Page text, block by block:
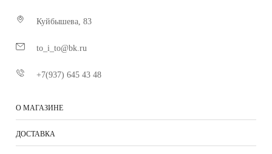
Куйбышева, 83
to_i_to@bk.ru
+7(937) 645 43 48
О МАГАЗИНЕ
ДОСТАВКА